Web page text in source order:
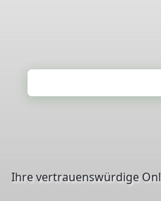
Ihre vertrauenswürdige